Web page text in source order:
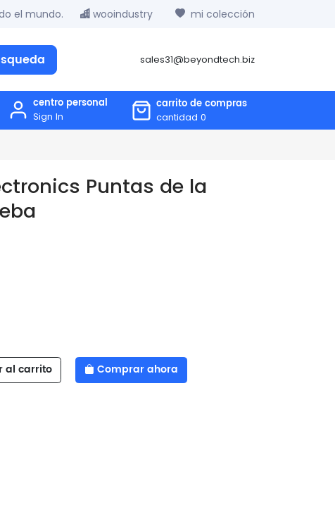
el mundo. wooindustry mi colección
sales31@beyondtech.biz
centro personal
Sign In
carrito de compras
cantidad 0
Puntas de la
al carrito Comprar ahora